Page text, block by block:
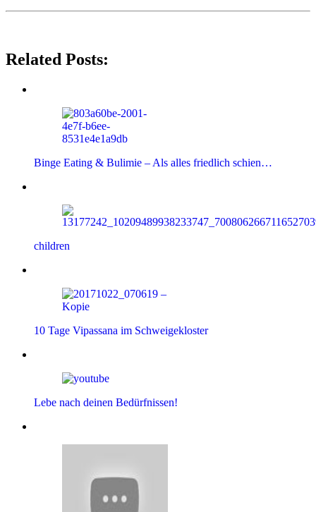
Related Posts:
Binge Eating & Bulimie – Als alles friedlich schien…
children
10 Tage Vipassana im Schweigekloster
Lebe nach deinen Bedürfnissen!